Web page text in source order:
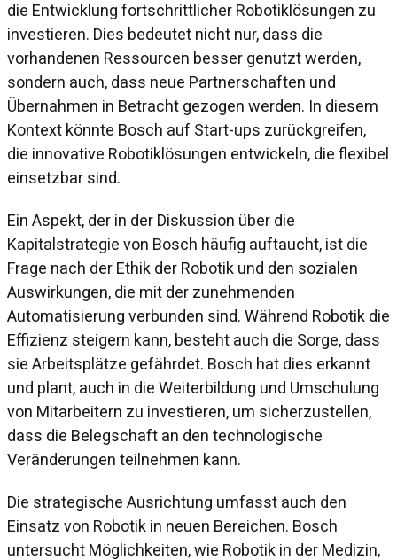
die Entwicklung fortschrittlicher Robotiklösungen zu
investieren. Dies bedeutet nicht nur, dass die
vorhandenen Ressourcen besser genutzt werden,
sondern auch, dass neue Partnerschaften und
Übernahmen in Betracht gezogen werden. In diesem
Kontext könnte Bosch auf Start-ups zurückgreifen,
die innovative Robotiklösungen entwickeln, die flexibel
einsetzbar sind.
Ein Aspekt, der in der Diskussion über die
Kapitalstrategie von Bosch häufig auftaucht, ist die
Frage nach der Ethik der Robotik und den sozialen
Auswirkungen, die mit der zunehmenden
Automatisierung verbunden sind. Während Robotik die
Effizienz steigern kann, besteht auch die Sorge, dass
sie Arbeitsplätze gefährdet. Bosch hat dies erkannt
und plant, auch in die Weiterbildung und Umschulung
von Mitarbeitern zu investieren, um sicherzustellen,
dass die Belegschaft an den technologische
Veränderungen teilnehmen kann.
Die strategische Ausrichtung umfasst auch den
Einsatz von Robotik in neuen Bereichen. Bosch
untersucht Möglichkeiten, wie Robotik in der Medizin,